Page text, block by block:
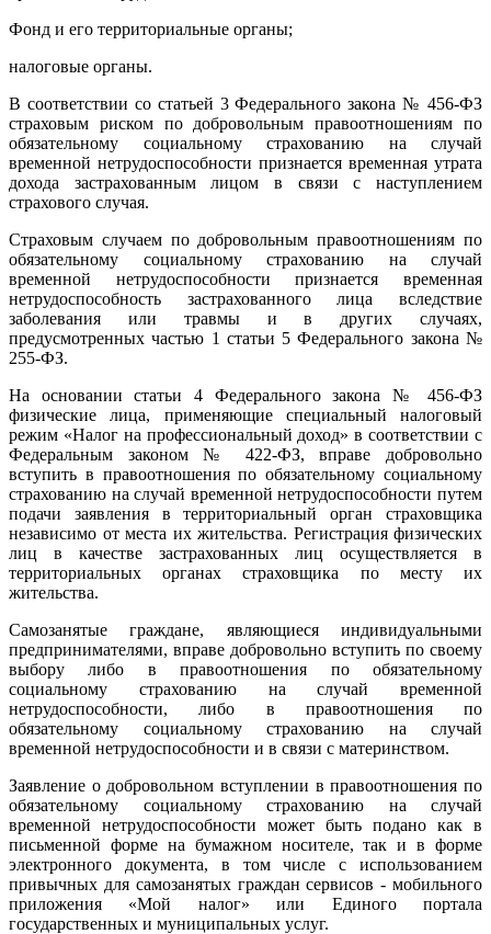
Фонд и его территориальные органы;
налоговые органы.
В соответствии со статьей 3 Федерального закона № 456-ФЗ
страховым риском по добровольным правоотношениям по
обязательному социальному страхованию на случай
временной нетрудоспособности признается временная утрата
дохода застрахованным лицом в связи с наступлением
страхового случая.
Страховым случаем по добровольным правоотношениям по
обязательному социальному страхованию на случай
временной нетрудоспособности признается временная
нетрудоспособность застрахованного лица вследствие
заболевания или травмы и в других случаях,
предусмотренных частью 1 статьи 5 Федерального закона №
255-ФЗ.
На основании статьи 4 Федерального закона № 456-ФЗ
физические лица, применяющие специальный налоговый
режим «Налог на профессиональный доход» в соответствии с
Федеральным законом № 422-ФЗ, вправе добровольно
вступить в правоотношения по обязательному социальному
страхованию на случай временной нетрудоспособности путем
подачи заявления в территориальный орган страховщика
независимо от места их жительства. Регистрация физических
лиц в качестве застрахованных лиц осуществляется в
территориальных органах страховщика по месту их
жительства.
Самозанятые граждане, являющиеся индивидуальными
предпринимателями, вправе добровольно вступить по своему
выбору либо в правоотношения по обязательному
социальному страхованию на случай временной
нетрудоспособности, либо в правоотношения по
обязательному социальному страхованию на случай
временной нетрудоспособности и в связи с материнством.
Заявление о добровольном вступлении в правоотношения по
обязательному социальному страхованию на случай
временной нетрудоспособности может быть подано как в
письменной форме на бумажном носителе, так и в форме
электронного документа, в том числе с использованием
привычных для самозанятых граждан сервисов - мобильного
приложения «Мой налог» или Единого портала
государственных и муниципальных услуг.